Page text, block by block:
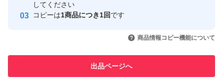
取引実績◯+
このユーザーはYahoo!フリマの取
引を完了させた実績があります
での取引実績があります
スピード&安心発送
してください
コピーは1商品につき1回です
商品情報コピー機能について
出品ページへ